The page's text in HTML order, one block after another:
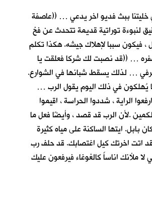
ببث فديو اخر يدعي … ((عاصفة
لنبوءة توراتية قديمة تتحدث عن فخ
فيكون سببا لإهلاك جيشه. هكذا تكلم
سفره … ((قد نصبت لك شركا فعلقت يا
… لذلك يسقط شبانها في الشوارع.
يُهلكون في ذلك اليوم يقول الرب …
الراية ، شددوا الحراسة ، اقيموا
.لأن الرب قد قصد ، وأيضًا فعل ما
بابل. ايتها الساكنة على مياه كثيرة
قد اتت اخرتك كيل اغتصابك. قد حلف رب
لا ملأنك اناساً كالغوغاء فيرفعون عليك